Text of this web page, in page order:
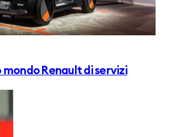
mondo Renault di servizi